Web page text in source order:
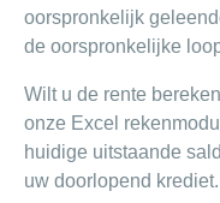
oorspronkelijk
de oorspronkelijke
Wilt u de rente
onze Excel
huidige uitstaande
uw doorlopend krediet.